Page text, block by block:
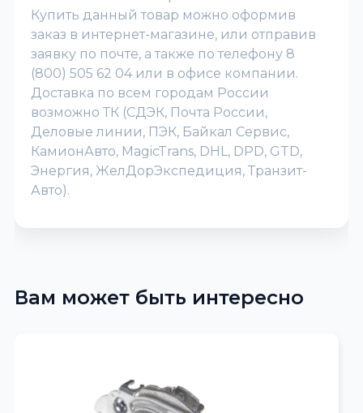
Купить данный товар можно оформив
заказ в интернет-магазине, или отправив
заявку по почте, а также по телефону 8
(800) 505 62 04 или в офисе компании.
Доставка по всем городам России
возможно ТК (СДЭК, Почта России,
Деловые линии, ПЭК, Байкал Сервис,
КамионАвто, MagicTrans, DHL, DPD, GTD,
Энергия, ЖелДорЭкспедиция, Транзит-
Авто).
Вам может быть интересно